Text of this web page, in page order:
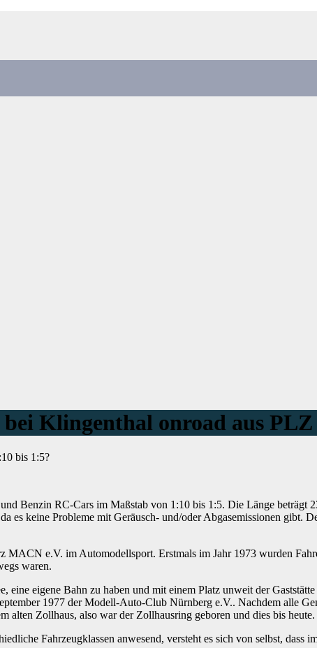
Klingenthal onroad aus PLZ
bis 1:5?
Benzin RC-Cars im Maßstab von 1:10 bis 1:5. Die Länge beträgt
es keine Probleme mit Geräusch- und/oder Abgasemissionen gibt.
e.V. im Automodellsport. Erstmals im Jahr 1973 wurden
waren.
eine eigene Bahn zu haben und mit einem Platz unweit der
1977 der Modell-Auto-Club Nürnberg e.V.. Nachdem alle
alten Zollhaus, also war der Zollhausring geboren und dies bis heute.
Fahrzeugklassen anwesend, versteht es sich von selbst, dass